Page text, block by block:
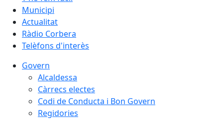
Municipi
Actualitat
Ràdio Corbera
Telèfons d'interès
Govern
Alcaldessa
Càrrecs electes
Codi de Conducta i Bon Govern
Regidories